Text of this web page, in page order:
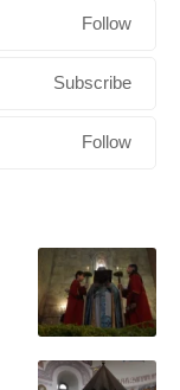
Follow
Subscribe
Follow